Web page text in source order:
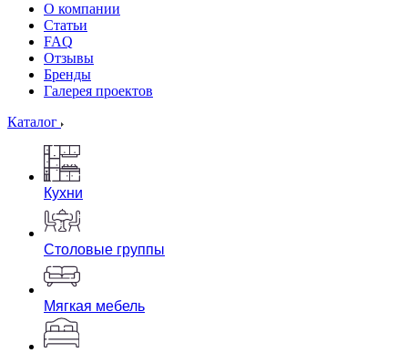
О компании
Статьи
FAQ
Отзывы
Бренды
Галерея проектов
Каталог
Кухни
Столовые группы
Мягкая мебель